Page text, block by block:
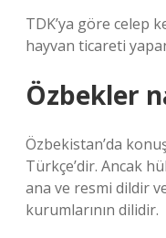
TDK’ya göre celep
hayvan ticareti
Özbekler
Özbekistan’da
Türkçe’dir. Ancak
ana ve resmi dildir
kurumlarının dilidir.